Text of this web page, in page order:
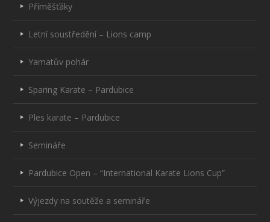
Příměšťáky
Letní soustředění – Lions camp
Yamatův pohár
Sparing Karate – Pardubice
Ples karate – Pardubice
Semináře
Pardubice Open – “International Karate Lions Cup”
Výjezdy na soutěže a semináře